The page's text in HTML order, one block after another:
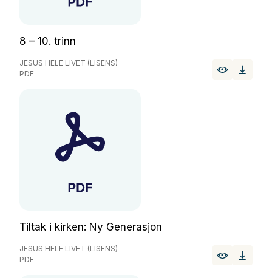
8 – 10. trinn
JESUS HELE LIVET (LISENS)
PDF
Tiltak i kirken: Ny Generasjon
JESUS HELE LIVET (LISENS)
PDF